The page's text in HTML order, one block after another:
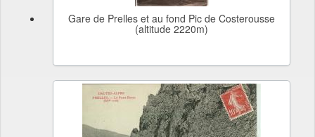
Gare de Prelles et au fond Pic de Costerousse
(altitude 2220m)